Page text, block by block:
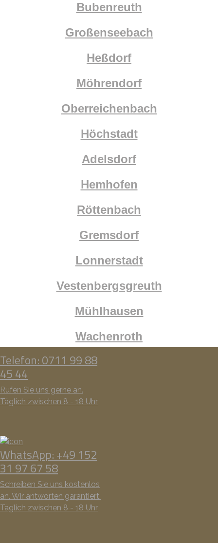
Bubenreuth
Großenseebach
Heßdorf
Möhrendorf
Oberreichenbach
Höchstadt
Adelsdorf
Hemhofen
Röttenbach
Gremsdorf
Lonnerstadt
Vestenbergsgreuth
Mühlhausen
Wachenroth
Telefon: 0711 99 88
45 44
Rufen Sie uns gerne an.
Täglich zwischen 8 - 18 Uhr
WhatsApp: +49 152
31 97 67 58
Schreiben Sie uns kostenlos
an. Wir antworten garantiert.
Täglich zwischen 8 - 18 Uhr